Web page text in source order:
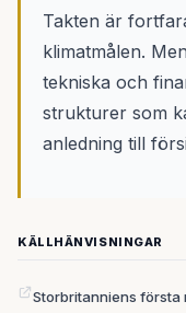
Takten är
klimatmålen.
tekniska och
strukturer som
anledning till
KÄLLHÄNVISNINGAR
Storbritanniens